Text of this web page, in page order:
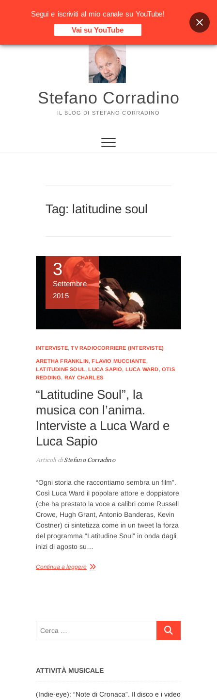
Vai
Stefano Corradino
IL BLOG DI STEFANO CORRADINO
Tag: latitudine soul
3
Settembre
2015
INTERVISTE,TV RADIOCORRIERE (INTERVISTE)
ARETHA FRANKLIN,FLAVIO MUCCIANTE,
LATITUDINE SOUL,LUCA SAPIO, LUCA WARD,OTIS
REDDING, RAY CHARLES
“Latitudine Soul”, la
musica con l’anima.
Interviste a Luca Ward e
Luca Sapio
Articoli diStefano Corradino
“Ogni storia che raccontiamo sembra un film”.
Così Luca Ward il popolare attore e doppiatore
(che ha prestato la voce a calibri come Russell
Crowe, Hugh Grant, Antonio Banderas, Kevin
Costner) ci sintetizza come in un tweet la forza
del programma “Latitudine Soul” in onda dagli
inizi di agosto su…
Continua a leggere
Cerca
ATTIVITÀ MUSICALE
(Indie-eye): “Note di Cronaca”. Il disco e i video
Segui e iscriviti al mio canale su YouTube!
Vai su YouTube